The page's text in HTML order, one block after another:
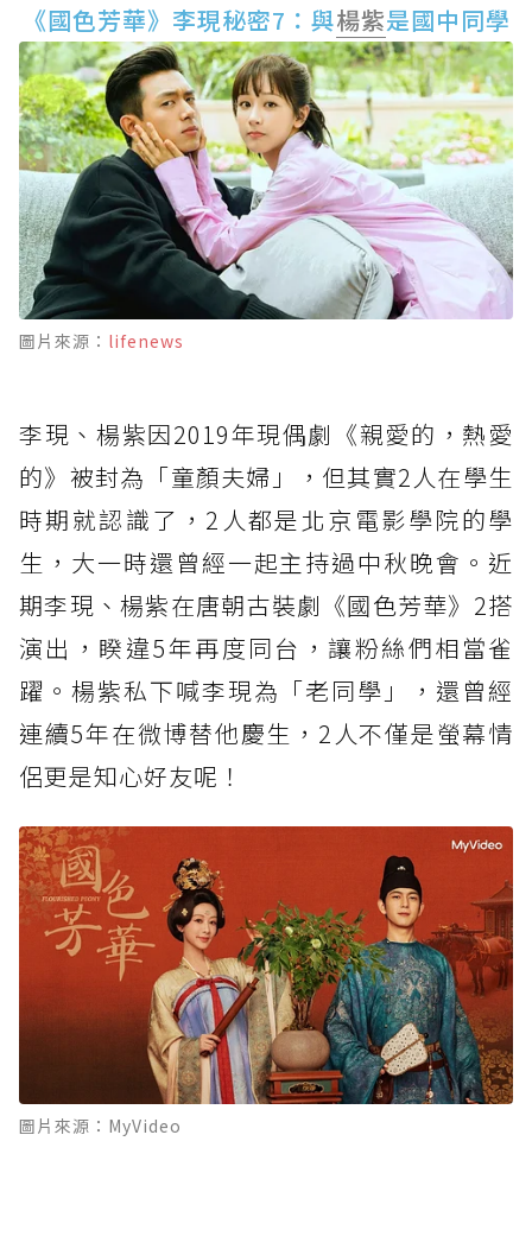
《國色芳華》李現秘密7：與楊紫是國中同學
圖片來源： lifenews
李現、楊紫因2019年現偶劇《親愛的，熱愛
的》被封為「童顏夫婦」，但其實2人在學生
時期就認識了，2人都是北京電影學院的學
生，大一時還曾經一起主持過中秋晚會。近
期李現、楊紫在唐朝古裝劇《國色芳華》2搭
演出，睽違5年再度同台，讓粉絲們相當雀
躍。楊紫私下喊李現為「老同學」，還曾經
連續5年在微博替他慶生，2人不僅是螢幕情
侶更是知心好友呢！
圖片來源：MyVideo